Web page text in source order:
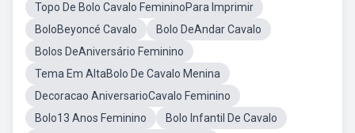
Topo De Bolo Cavalo FemininoPara Imprimir
BoloBeyoncé Cavalo
Bolo DeAndar Cavalo
Bolos DeAniversário Feminino
Tema Em AltaBolo De Cavalo Menina
Decoracao AniversarioCavalo Feminino
Bolo13 Anos Feminino
Bolo Infantil De Cavalo